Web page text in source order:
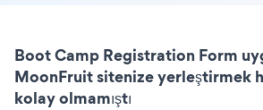
Boot Camp Registration Form
MoonFruit sitenize yerleştirmek
kolay olmamıştı